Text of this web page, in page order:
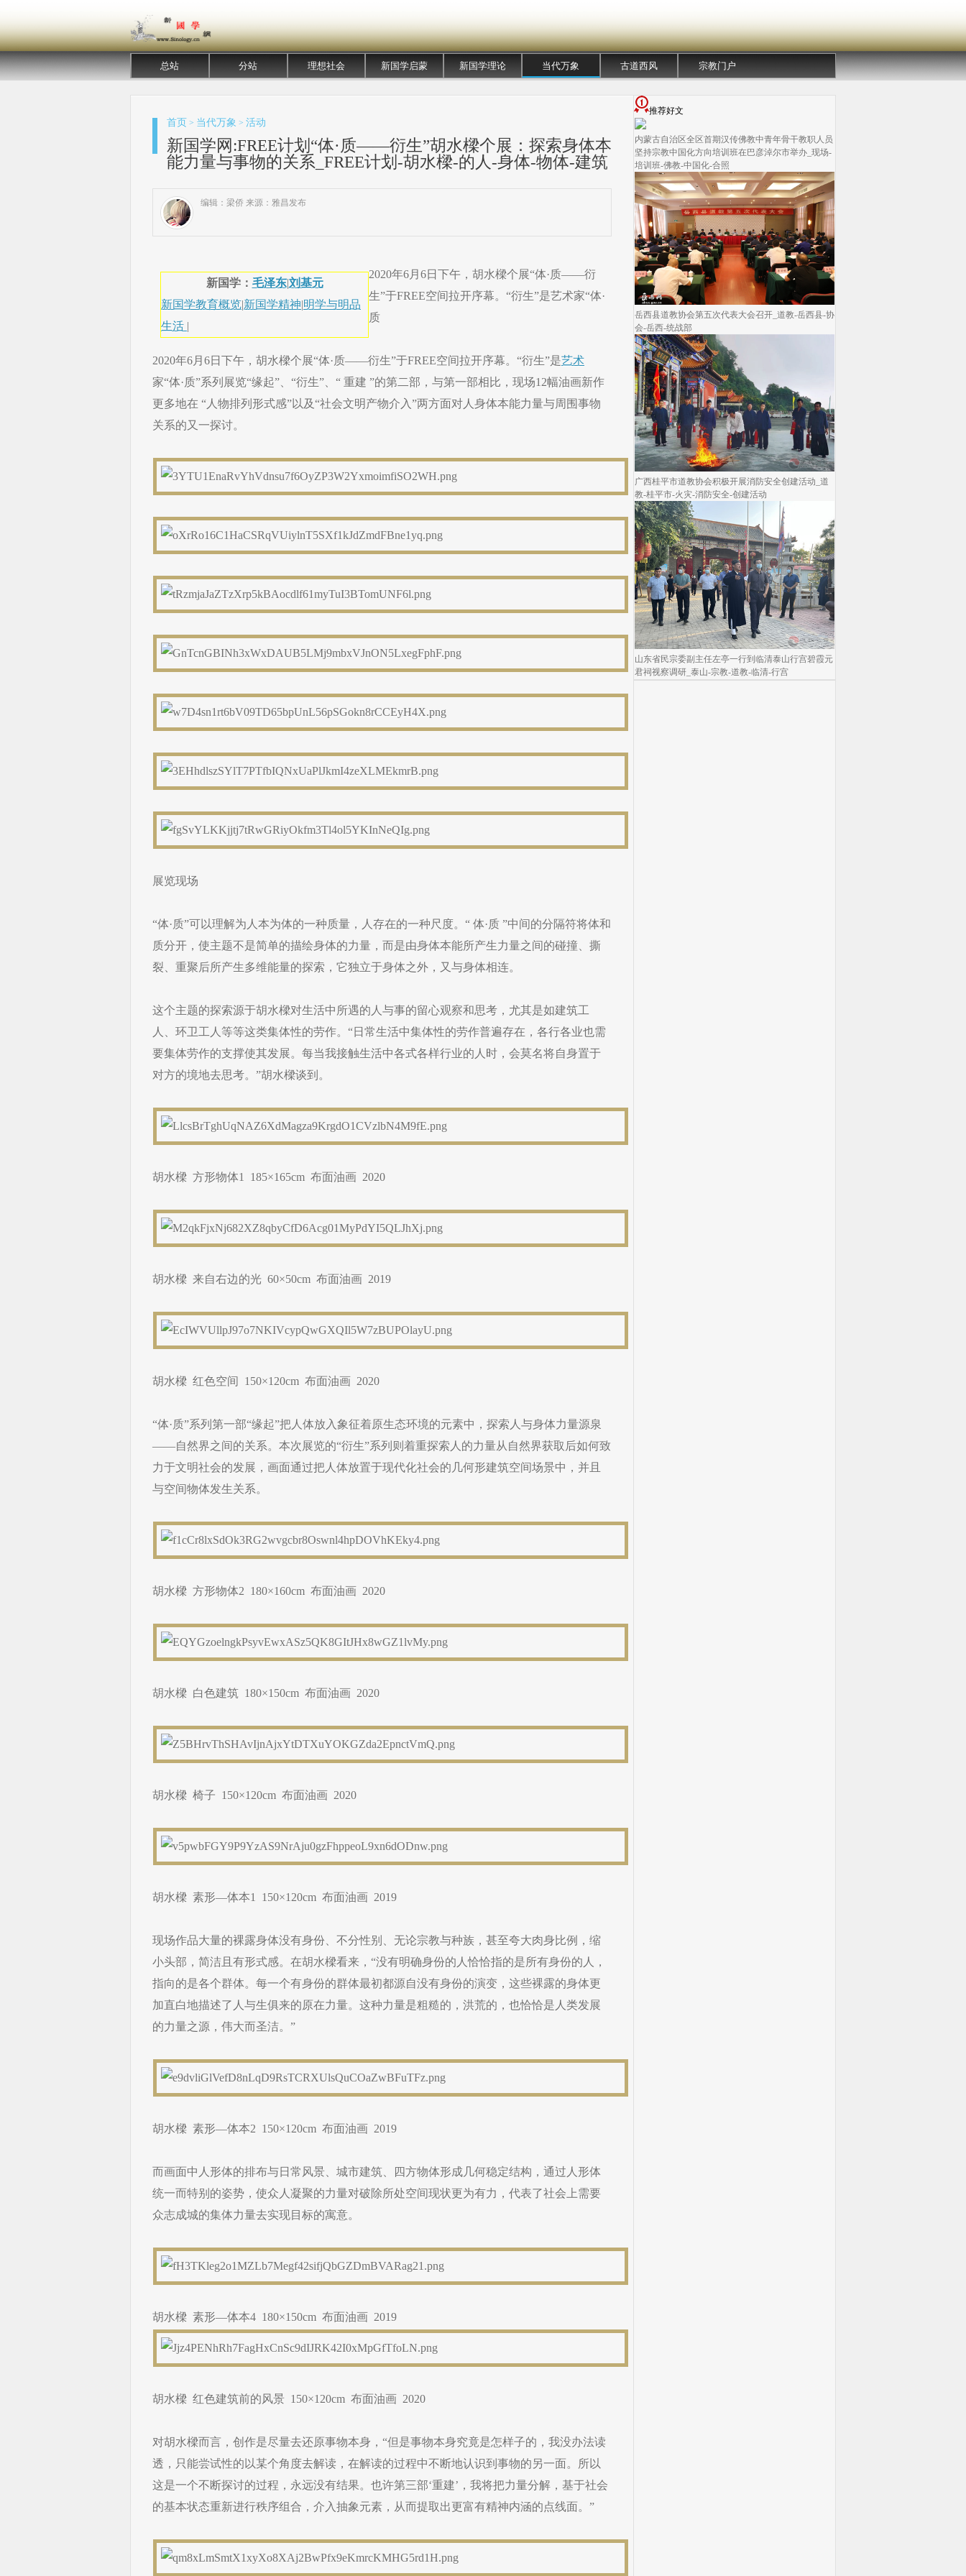
总站 分站 理想社会 新国学启蒙 新国学理论 当代万象 古道西风 宗教门户
首页 > 当代万象 > 活动
新国学网:FREE计划“体·质——衍生”胡水樑个展：探索身体本
能力量与事物的关系_FREE计划-胡水樑-的人-身体-物体-建筑
编辑：梁侨 来源：雅昌发布
新国学： 毛泽东|刘基元
新国学教育概览|新国学精神|明学与明品
生活 |
2020年6月6日下午，胡水樑个展“体·质——衍
生”于FREE空间拉开序幕。“衍生”是艺术家“体·
质
2020年6月6日下午，胡水樑个展“体·质——衍生”于FREE空间拉开序幕。“衍生”是艺术
家“体·质”系列展览“缘起”、“衍生”、“ 重建 ”的第二部，与第一部相比，现场12幅油画新作
更多地在 “人物排列形式感”以及“社会文明产物介入”两方面对人身体本能力量与周围事物
关系的又一探讨。
展览现场
“体·质”可以理解为人本为体的一种质量，人存在的一种尺度。“ 体·质 ”中间的分隔符将体和
质分开，使主题不是简单的描绘身体的力量，而是由身体本能所产生力量之间的碰撞、撕
裂、重聚后所产生多维能量的探索，它独立于身体之外，又与身体相连。
这个主题的探索源于胡水樑对生活中所遇的人与事的留心观察和思考，尤其是如建筑工
人、环卫工人等等这类集体性的劳作。“日常生活中集体性的劳作普遍存在，各行各业也需
要集体劳作的支撑使其发展。每当我接触生活中各式各样行业的人时，会莫名将自身置于
对方的境地去思考。”胡水樑谈到。
胡水樑 方形物体1 185×165cm 布面油画 2020
胡水樑 来自右边的光 60×50cm 布面油画 2019
胡水樑 红色空间 150×120cm 布面油画 2020
“体·质”系列第一部“缘起”把人体放入象征着原生态环境的元素中，探索人与身体力量源泉
——自然界之间的关系。本次展览的“衍生”系列则着重探索人的力量从自然界获取后如何致
力于文明社会的发展，画面通过把人体放置于现代化社会的几何形建筑空间场景中，并且
与空间物体发生关系。
胡水樑 方形物体2 180×160cm 布面油画 2020
胡水樑 白色建筑 180×150cm 布面油画 2020
胡水樑 椅子 150×120cm 布面油画 2020
胡水樑 素形—体本1 150×120cm 布面油画 2019
现场作品大量的裸露身体没有身份、不分性别、无论宗教与种族，甚至夸大肉身比例，缩
小头部，简洁且有形式感。在胡水樑看来，“没有明确身份的人恰恰指的是所有身份的人，
指向的是各个群体。每一个有身份的群体最初都源自没有身份的演变，这些裸露的身体更
加直白地描述了人与生俱来的原在力量。这种力量是粗糙的，洪荒的，也恰恰是人类发展
的力量之源，伟大而圣洁。”
胡水樑 素形—体本2 150×120cm 布面油画 2019
而画面中人形体的排布与日常风景、城市建筑、四方物体形成几何稳定结构，通过人形体
统一而特别的姿势，使众人凝聚的力量对破除所处空间现状更为有力，代表了社会上需要
众志成城的集体力量去实现目标的寓意。
胡水樑 素形—体本4 180×150cm 布面油画 2019
胡水樑 红色建筑前的风景 150×120cm 布面油画 2020
对胡水樑而言，创作是尽量去还原事物本身，“但是事物本身究竟是怎样子的，我没办法读
透，只能尝试性的以某个角度去解读，在解读的过程中不断地认识到事物的另一面。所以
这是一个不断探讨的过程，永远没有结果。也许第三部‘重建’，我将把力量分解，基于社会
的基本状态重新进行秩序组合，介入抽象元素，从而提取出更富有精神内涵的点线面。”
推荐好文
内蒙古自治区全区首期汉传佛教中青年骨干教职人员
坚持宗教中国化方向培训班在巴彦淖尔市举办_现场-
培训班-佛教-中国化-合照
岳西县道教协会第五次代表大会召开_道教-岳西县-协
会-岳西-统战部
广西桂平市道教协会积极开展消防安全创建活动_道
教-桂平市-火灾-消防安全-创建活动
山东省民宗委副主任左亭一行到临清泰山行宫碧霞元
君祠视察调研_泰山-宗教-道教-临清-行宫